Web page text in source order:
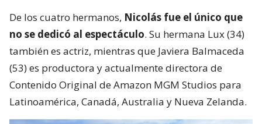
De los cuatro hermanos, Nicolás fue el único que
no se dedicó al espectáculo. Su hermana Lux (34)
también es actriz, mientras que Javiera Balmaceda
(53) es productora y actualmente directora de
Contenido Original de Amazon MGM Studios para
Latinoamérica, Canadá, Australia y Nueva Zelanda.